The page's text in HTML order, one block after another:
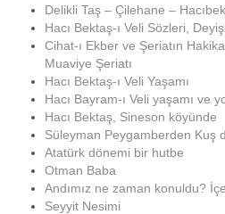
Delikli Taş – Çilehane –
Hacı Bektaş-ı Veli Sözleri,
Cihat-ı Ekber ve Şeriatın
Muaviye Şeriatı
Hacı Bektaş-ı Veli Yaşamı
Hacı Bayram-ı Veli yaşamı ve
Hacı Bektaş, Sineson köyünde
Süleyman Peygamberden Kuş
Atatürk dönemi bir hutbe
Otman Baba
Andımız ne zaman konuldu?
Seyyit Nesimi